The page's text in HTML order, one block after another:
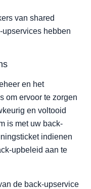
van shared
upservices hebben
en het
om ervoor te zorgen
en voltooid
is met uw back-
indienen
upbeleid aan te
de back-upservice